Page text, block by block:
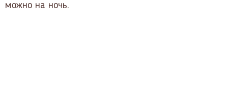
можно на ночь.